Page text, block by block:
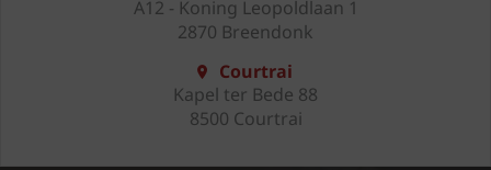
A12 - Koning Leopoldlaan 1
2870 Breendonk
Courtrai
Kapel ter Bede 88
8500 Courtrai